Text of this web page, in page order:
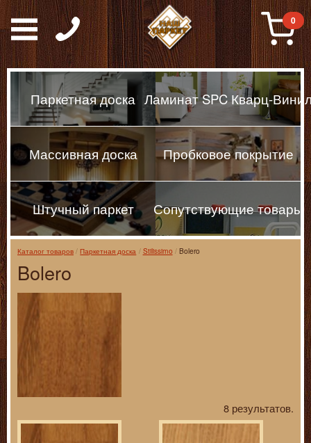
Паркет, Штучный
0
Паркетная доска Ламинат SPC Кварц-
Массивная доска Пробковое покрытие
Штучный паркет Сопутствующие товары
Каталог товаров Паркетная доска Stilissimo Bolero
Bolero
8 результатов.